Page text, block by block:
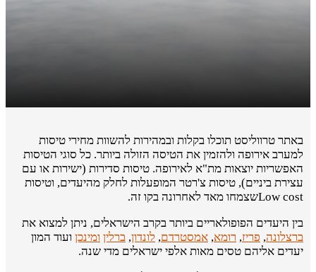
באתר טרווליסט תוכלו בקלות ובמהירות להשוות מחירי טיסות
למערב אירופה ולהזמין את הטיסה הזולה ביותר. כל סוגי הטיסות
האפשריות יוצאות מת"א לאירופה. טיסות סדירות (ישירות או עם
עצירת ביניים), טיסות צ'רטר המופעלות לחלק מהיעדים, וטיסות
Low costשצמחו מאד לאחרונה בקו זה.
בין היעדים הפופולאריים ביותר בקרב הישראלים, ניתן למצוא את
ברצלונה, פריז, רומא, אמסטרדם, לונדון, ברלין ומינכן ועוד המון
יעדים אליהם טסים מאות אלפי ישראלים מדי שנה.